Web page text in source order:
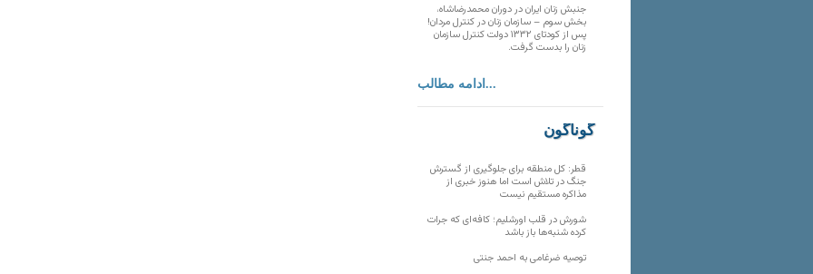
جنبش زنان ایران در دوران محمدرضاشاه،
بخش سوم – سازمان زنان در کنترل مردان!
پس از کودتای ۱۳۳۲ دولت کنترل سازمان
زنان را بدست گرفت.
ادامه مطالب...
گوناگون
قطر: کل منطقه برای جلوگیری از گسترش
جنگ در تلاش است اما هنوز خبری از
مذاکره مستقیم نیست
شورش در قلب اورشلیم؛ کافه‌ای که جرات
کرده شنبه‌ها باز باشد
توصیه ضرغامی به احمد جنتی